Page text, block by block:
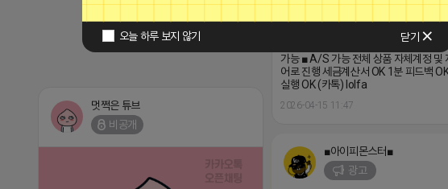
오늘 하루 보지 않기 닫기
리뷰 자체 진행 실행사 N사 / G사 / K사 /
■ 실행 단가 제공 ■ 누락률 0% ■ A/S
K사 / Tm맵 ■ 사이트내에 접수 ui제공
보유 대량 소화가능 ■ 누락률 최저 ga
가능 ■ A/S 가능 전체 상품 자체계정 및
어로 진행 세금계산서 OK 1분 피드백
실행 OK (카톡) lolfa
2026-04-15 11:47
멋쩍은 튜브
비공개
■아이피몬스터■
광고